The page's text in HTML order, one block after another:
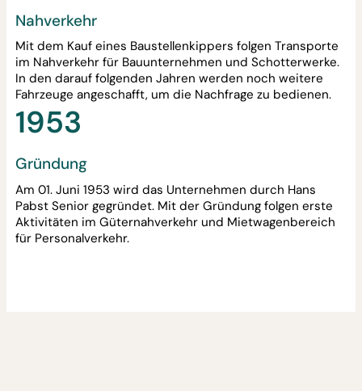
Nahverkehr
Mit dem Kauf eines Baustellenkippers folgen Transporte
im Nahverkehr für Bauunternehmen und Schotterwerke.
In den darauf folgenden Jahren werden noch weitere
Fahrzeuge angeschafft, um die Nachfrage zu bedienen.
1953
Gründung
Am 01. Juni 1953 wird das Unternehmen durch Hans
Pabst Senior gegründet. Mit der Gründung folgen erste
Aktivitäten im Güternahverkehr und Mietwagenbereich
für Personalverkehr.